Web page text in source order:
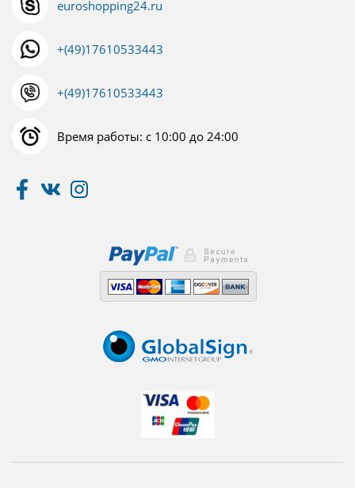
euroshopping24.ru
+(49)17610533443
+(49)17610533443
Время работы: с 10:00 до 24:00